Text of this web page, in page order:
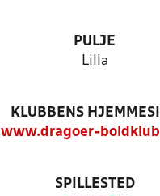
PULJE
Lilla
KLUBBENS
www.dragoer-
SPILLESTED